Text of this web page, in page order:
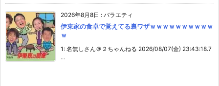
2026年8月8日 : バラエティ
伊東家の食卓で覚えてる裏ワザｗｗｗｗｗｗｗｗｗｗ
ｗ
1: 名無しさん＠２ちゃんねる 2026/08/07(金) 23:43:18.7
...